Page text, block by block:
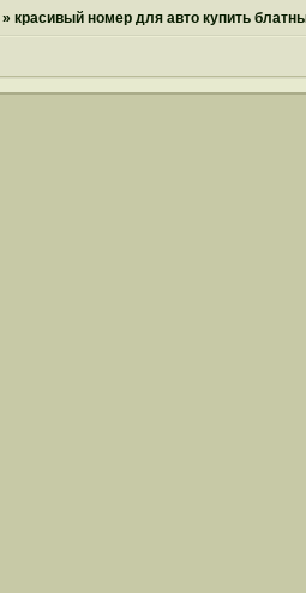
»красивый номер для авто купить